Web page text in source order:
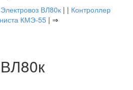
Электровоз ВЛ80к| | Контроллер
КМЭ-55| ⇒